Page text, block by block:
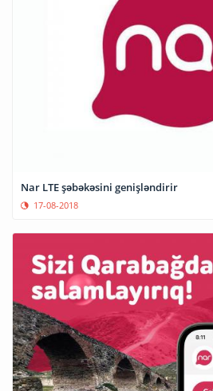
Nar LTE şəbəkəsini genişləndirir
17-08-2018